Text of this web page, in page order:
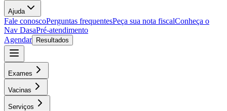
Ajuda
Fale conoscoPerguntas frequentesPeça sua nota fiscalConheça o
Nav DasaPré-atendimento
Agendar
Resultados
Exames
Vacinas
Serviços